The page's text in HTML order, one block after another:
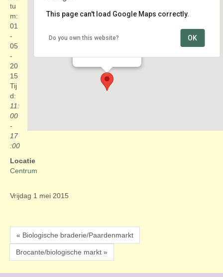
Centrum
This page can't load Google Maps correctly.
Do you own this website? OK
tu
m:
01
-
05
-
20
15
Tij
d:
11:
00
-
17
:00
Locatie
Centrum
Vrijdag 1 mei 2015
« Biologische braderie/Paardenmarkt
Brocante/biologische markt »